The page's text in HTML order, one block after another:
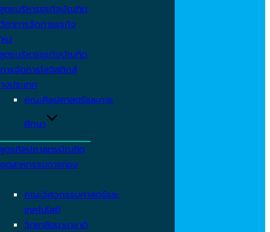
ตรบริหารธุรกิจบัณฑิต
ชาการจัดการธุรกิจ
ม่
ตรบริหารธุรกิจบัณฑิต
ารจัดการโลจิสติกส์
งประเทศ
คณะศิลปศาสตร์และการ
ศึกษา
ตรศิลปศาสตรบัณฑิต
ตสาหกรรมการท่อง
คณะวิศวกรรมศาสตร์และ
เทคโนโลยี
วิทยาลัยนานาชาติ